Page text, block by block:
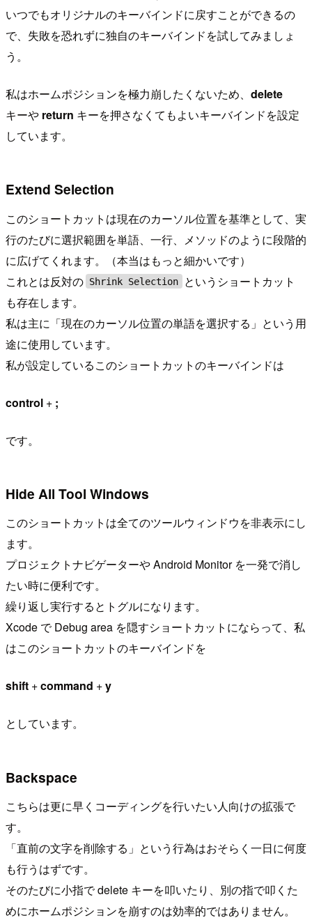
いつでもオリジナルのキーバインドに戻すことができるの
で、失敗を恐れずに独自のキーバインドを試してみましょ
う。
私はホームポジションを極力崩したくないため、 delete
キーや return キーを押さなくてもよいキーバインドを設定
しています。
Extend Selection
このショートカットは現在のカーソル位置を基準として、実
行のたびに選択範囲を単語、一行、メソッドのように段階的
に広げてくれます。（本当はもっと細かいです）
これとは反対の Shrink Selection
というショートカット
も存在します。
私は主に「現在のカーソル位置の単語を選択する」という用
途に使用しています。
私が設定しているこのショートカットのキーバインドは
control + ;
です。
Hide All Tool Windows
このショートカットは全てのツールウィンドウを非表示にし
ます。
プロジェクトナビゲーターや Android Monitor を一発で消し
たい時に便利です。
繰り返し実行するとトグルになります。
Xcode で Debug area を隠すショートカットにならって、私
はこのショートカットのキーバインドを
shift +command +y
としています。
Backspace
こちらは更に早くコーディングを行いたい人向けの拡張で
す。
「直前の文字を削除する」という行為はおそらく一日に何度
も行うはずです。
そのたびに小指で delete キーを叩いたり、別の指で叩くた
めにホームポジションを崩すのは効率的ではありません。